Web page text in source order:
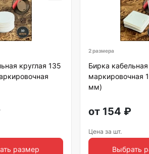
круглая 135
размер
2 размера
Бирка
маркировочная
мм)
от 154 ₽
Цена за шт.
Выбрать